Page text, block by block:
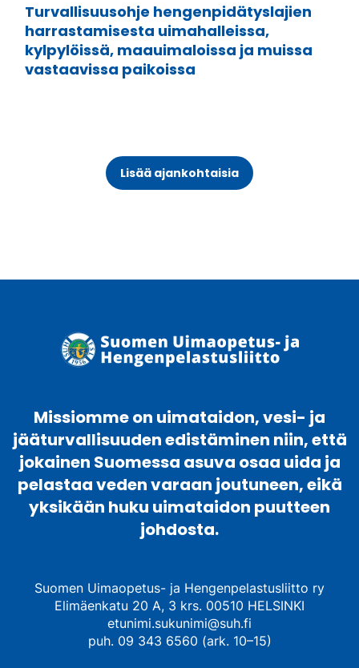
Turvallisuusohje hengenpidätyslajien
harrastamisesta uimahalleissa,
kylpylöissä, maauimaloissa ja muissa
vastaavissa paikoissa
Lisää ajankohtaisia
Missiomme on uimataidon, vesi- ja
jääturvallisuuden edistäminen niin, että
jokainen Suomessa asuva osaa uida ja
pelastaa veden varaan joutuneen, eikä
yksikään huku uimataidon puutteen
johdosta.
Suomen Uimaopetus- ja Hengenpelastusliitto ry
Elimäenkatu 20 A, 3 krs. 00510 HELSINKI
etunimi.sukunimi@suh.fi
puh. 09 343 6560 (ark. 10–15)